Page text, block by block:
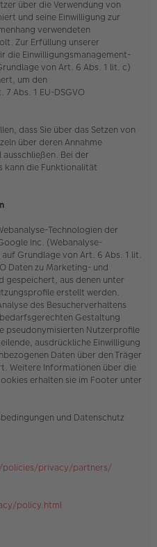
über die Verwendung von
und seine Einwilligung zur
verwendeten
Zur Erfüllung unserer
die Einwilligungsmanagement-
von Art. 6 Abs. 1 lit. c)
um den
Abs. 1 EU-DSGVO
dass Sie über das Setzen von
über deren Annahme
Bei der
kann die Funktionalität
Technologien der
Inc. (Webanalyse-
Grundlage von Art. 6 Abs. 1 lit.
Daten zu Marketing- und
gespeichert, aus denen unter
erstellt werden.
des Besucherverhaltens
Gestaltung
pseudonymisierten Nutzerprofile
ausdrückliche Einwilligung
Daten über den Träger
Weitere Informationen über die
erhalten sie im Footer unter
und Datenschutz
privacy/partners/
policy.html